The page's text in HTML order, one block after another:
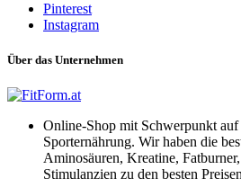
Pinterest
Instagram
Über das Unternehmen
Online-Shop mit Schwerpunkt
Sporternährung. Wir haben die
Aminosäuren, Kreatine,
Stimulanzien zu den besten